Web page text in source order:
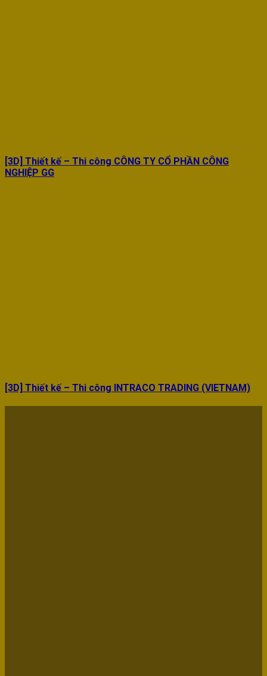
[3D] Thiết kế – Thi công CÔNG TY CỔ PHẦN CÔNG
NGHIỆP GG
[3D] Thiết kế – Thi công INTRACO TRADING (VIETNAM)